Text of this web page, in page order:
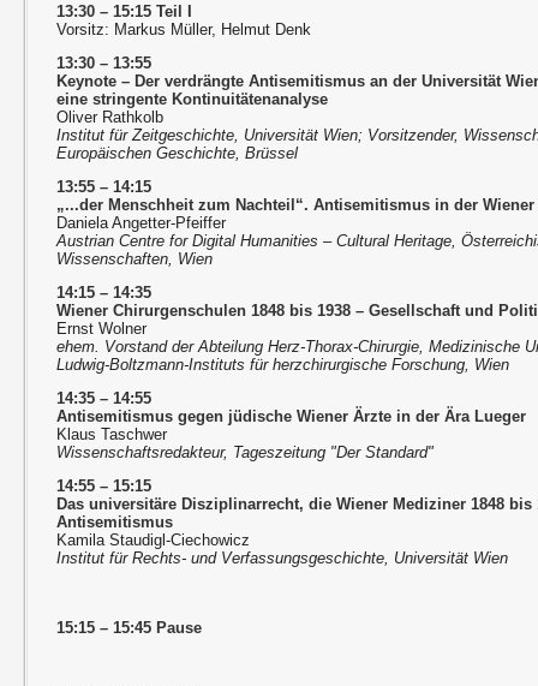
13:30 – 15:15 Teil I
Vorsitz: Markus Müller, Helmut Denk
13:30 – 13:55
Keynote – Der verdrängte Antisemitismus an der Universität
eine stringente Kontinuitätenanalyse
Oliver Rathkolb
Institut für Zeitgeschichte, Universität Wien; Vorsitzender,
Europäischen Geschichte, Brüssel
13:55 – 14:15
„...der Menschheit zum Nachteil“. Antisemitismus in der
Daniela Angetter-Pfeiffer
Austrian Centre for Digital Humanities – Cultural Heritage,
Wissenschaften, Wien
14:15 – 14:35
Wiener Chirurgenschulen 1848 bis 1938 – Gesellschaft und
Ernst Wolner
ehem. Vorstand der Abteilung Herz-Thorax-Chirurgie, Medizinische
Ludwig-Boltzmann-Instituts für herzchirurgische Forschung, Wien
14:35 – 14:55
Antisemitismus gegen jüdische Wiener Ärzte in der Ära Lueger
Klaus Taschwer
Wissenschaftsredakteur, Tageszeitung "Der Standard"
14:55 – 15:15
Das universitäre Disziplinarrecht, die Wiener Mediziner 1848 bis
Antisemitismus
Kamila Staudigl-Ciechowicz
Institut für Rechts- und Verfassungsgeschichte, Universität Wien
15:15 – 15:45 Pause